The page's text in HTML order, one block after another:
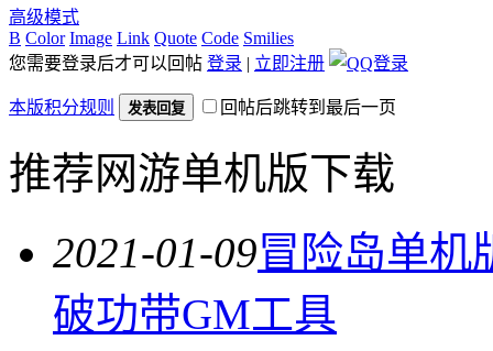
高级模式
B Color Image Link Quote Code Smilies
您需要登录后才可以回帖 登录 | 立即注册
本版积分规则 发表回复 回帖后跳转到最后一页
推荐网游单机版下载
2021-01-09冒险岛单机
破功带GM工具